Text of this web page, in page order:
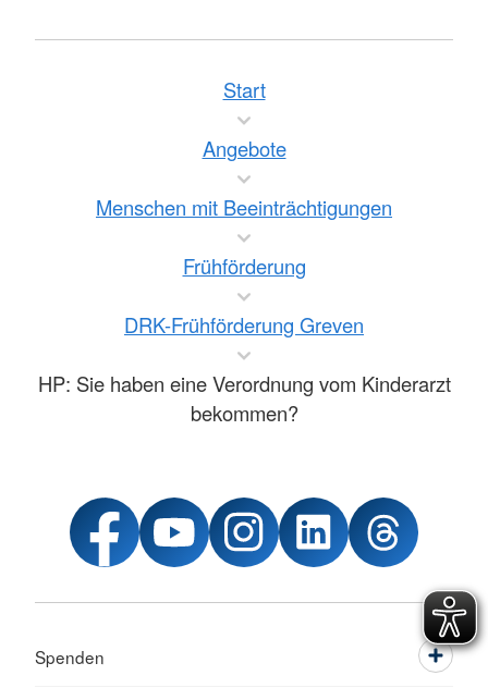
Start
Angebote
Menschen mit Beeinträchtigungen
Frühförderung
DRK-Frühförderung Greven
HP: Sie haben eine Verordnung vom Kinderarzt
bekommen?
Spenden